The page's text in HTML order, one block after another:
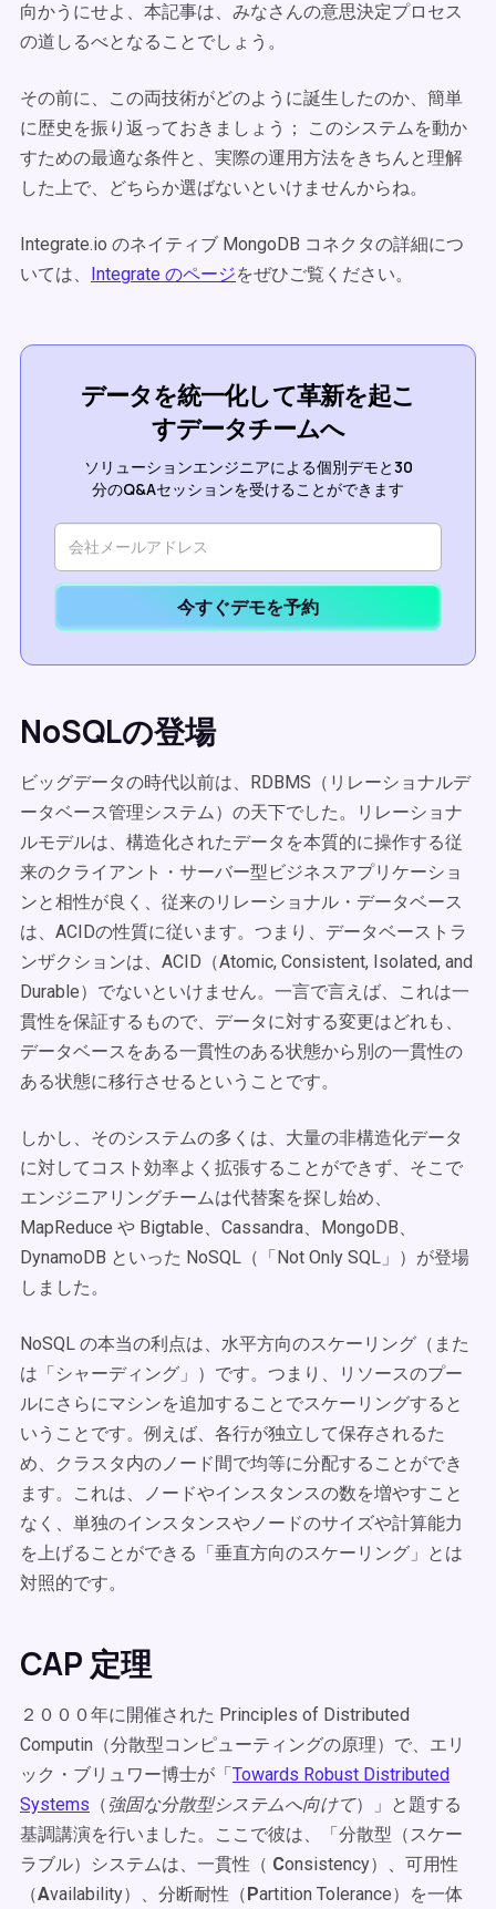
向かうにせよ、本記事は、みなさんの意思決定プロセス
の道しるべとなることでしょう。
その前に、この両技術がどのように誕生したのか、簡単
に歴史を振り返っておきましょう； このシステムを動か
すための最適な条件と、実際の運用方法をきちんと理解
した上で、どちらか選ばないといけませんからね。
Integrate.io のネイティブ MongoDB コネクタの詳細につ
いては、 Integrate のページをぜひご覧ください。
データを統一化して革新を起こ
すデータチームへ
ソリューションエンジニアによる個別デモと30
分のQ&Aセッションを受けることができます
今すぐデモを予約
NoSQLの登場
ビッグデータの時代以前は、RDBMS（リレーショナルデ
ータベース管理システム）の天下でした。リレーショナ
ルモデルは、構造化されたデータを本質的に操作する従
来のクライアント・サーバー型ビジネスアプリケーショ
ンと相性が良く、従来のリレーショナル・データベース
は、ACIDの性質に従います。つまり、データベーストラ
ンザクションは、ACID（Atomic, Consistent, Isolated, and
Durable）でないといけません。一言で言えば、これは一
貫性を保証するもので、データに対する変更はどれも、
データベースをある一貫性のある状態から別の一貫性の
ある状態に移行させるということです。
しかし、そのシステムの多くは、大量の非構造化データ
に対してコスト効率よく拡張することができず、そこで
エンジニアリングチームは代替案を探し始め、
MapReduce や Bigtable、Cassandra、MongoDB、
DynamoDB といった NoSQL（「Not Only SQL」）が登場
しました。
NoSQL の本当の利点は、水平方向のスケーリング（また
は「シャーディング」）です。つまり、リソースのプー
ルにさらにマシンを追加することでスケーリングすると
いうことです。例えば、各行が独立して保存されるた
め、クラスタ内のノード間で均等に分配することができ
ます。これは、ノードやインスタンスの数を増やすこと
なく、単独のインスタンスやノードのサイズや計算能力
を上げることができる「垂直方向のスケーリング」とは
対照的です。
CAP 定理
２０００年に開催された Principles of Distributed
Computin（分散型コンピューティングの原理）で、エリ
ック・ブリュワー博士が「Towards Robust Distributed
Systems （強固な分散型システムへ向けて）」と題する
基調講演を行いました。ここで彼は、「分散型（スケー
ラブル）システムは、一貫性（ Consistency）、可用性
（Availability）、分断耐性（Partition Tolerance）を一体